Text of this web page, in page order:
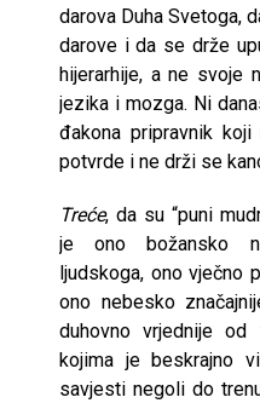
darova Duha Svetoga,
darove i da se drže
hijerarhije, a ne svoje
jezika i mozga. Ni
đakona pripravnik
potvrde i ne drži se
Treće, da su “puni
je ono božansko
ljudskoga, ono vječno
ono nebesko
duhovno vrjednije
kojima je beskrajno
savjesti negoli do